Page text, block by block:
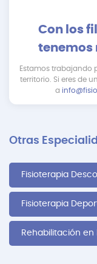
Con los
tenemos
Estamos trabajando
territorio. Si eres de
a
Otras
Fisioterapia
Fisioterapia
Rehabilitación en